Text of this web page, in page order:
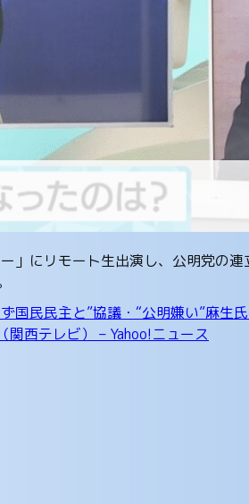
にリモート生出演し、公明党の
国民民主と”協議・“公明嫌い”麻生
西テレビ） – Yahoo!ニュース